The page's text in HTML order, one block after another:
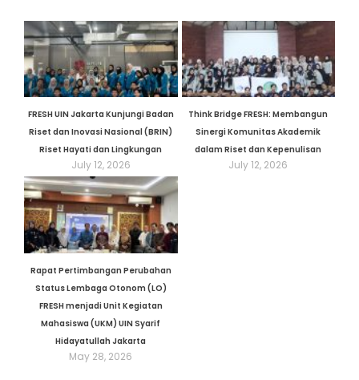
FRESH UIN Jakarta Kunjungi Badan
Riset dan Inovasi Nasional (BRIN)
Riset Hayati dan Lingkungan
July 12, 2026
Think Bridge FRESH: Membangun
Sinergi Komunitas Akademik
dalam Riset dan Kepenulisan
July 12, 2026
Rapat Pertimbangan Perubahan
Status Lembaga Otonom (LO)
FRESH menjadi Unit Kegiatan
Mahasiswa (UKM) UIN Syarif
Hidayatullah Jakarta
May 28, 2026